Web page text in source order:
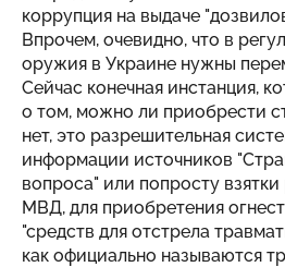
коррупция на выдаче
Впрочем, очевидно, что в
оружия в Украине нужны
Сейчас конечная инстанция,
о том, можно ли приобрести
нет, это разрешительная
информации источников
вопроса" или попросту
МВД, для приобретения
"средств для отстрела
как официально называются